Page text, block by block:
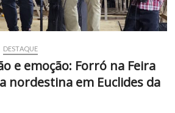
DESTAQUE
e emoção: Forró na Feira
nordestina em Euclides da